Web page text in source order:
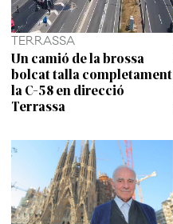
TERRASSA
Un camió de la brossa
bolcat talla completament
la C-58 en direcció
Terrassa